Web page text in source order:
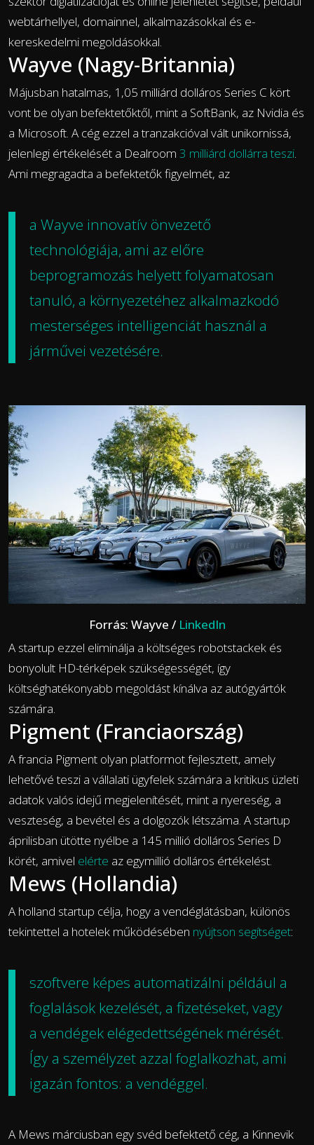
webtárhellyel, domainnel, alkalmazásokkal és e-
kereskedelmi megoldásokkal.
Wayve (Nagy-Britannia)
Májusban hatalmas, 1,05 milliárd dolláros Series C kört
vont be olyan befektetőktől, mint a SoftBank, az Nvidia és
a Microsoft. A cég ezzel a tranzakcióval vált unikornissá,
jelenlegi értékelését a Dealroom 3 milliárd dollárra teszi.
Ami megragadta a befektetők figyelmét, az
a Wayve innovatív önvezető
technológiája, ami az előre
beprogramozás helyett folyamatosan
tanuló, a környezetéhez alkalmazkodó
mesterséges intelligenciát használ a
járművei vezetésére.
Forrás: Wayve / LinkedIn
A startup ezzel eliminálja a költséges robotstackek és
bonyolult HD-térképek szükségességét, így
költséghatékonyabb megoldást kínálva az autógyártók
számára.
Pigment (Franciaország)
A francia Pigment olyan platformot fejlesztett, amely
lehetővé teszi a vállalati ügyfelek számára a kritikus üzleti
adatok valós idejű megjelenítését, mint a nyereség, a
veszteség, a bevétel és a dolgozók létszáma. A startup
áprilisban ütötte nyélbe a 145 millió dolláros Series D
körét, amivel elérte az egymillió dolláros értékelést.
Mews (Hollandia)
A holland startup célja, hogy a vendéglátásban, különös
tekintettel a hotelek működésében nyújtson segítséget:
szoftvere képes automatizálni például a
foglalások kezelését, a fizetéseket, vagy
a vendégek elégedettségének mérését.
Így a személyzet azzal foglalkozhat, ami
igazán fontos: a vendéggel.
A Mews márciusban egy svéd befektető cég, a Kinnevik